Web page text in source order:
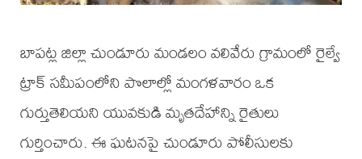
బాపట్ల జిల్లా చుండూరు మండలం వలివేరు గ్రామంలో రైల్వే
ట్రాక్ సమీపంలోని పొలాల్లో మంగళవారం ఒక
గుర్తుతెలియని యువకుడి మృతదేహాన్ని రైతులు
గుర్తించారు. ఈ ఘటనపై చుండూరు పోలీసులకు